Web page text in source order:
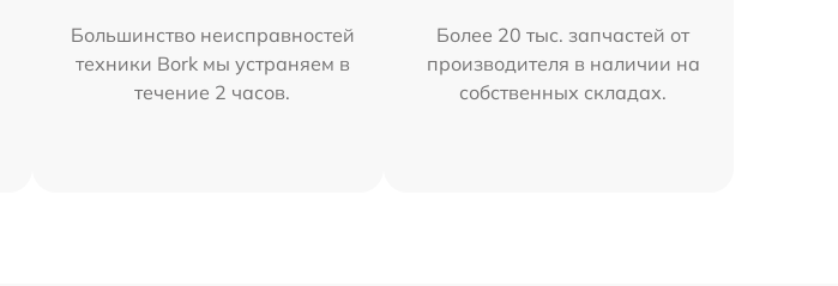
Большинство неисправностей
техники Bork мы устраняем в
течение 2 часов.
Более 20 тыс. запчастей от
производителя в наличии на
собственных складах.